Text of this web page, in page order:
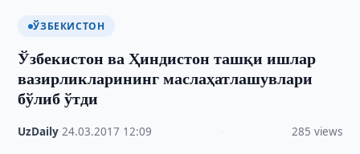
ЎЗБЕКИСТОН
Ўзбекистон ва Ҳиндистон ташқи ишлар
вазирликларининг маслаҳатлашувлари
бўлиб ўтди
UzDaily ·24.03.2017 12:09 285 views